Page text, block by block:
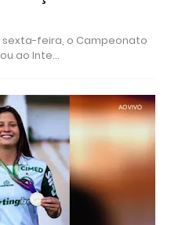
sexta-feira, o Campeonato
ao Inte…